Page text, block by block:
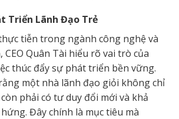
Triển Lãnh Đạo Trẻ
tiễn trong ngành công nghệ và
Quân Tài hiểu rõ vai trò của
thúc đẩy sự phát triển bền vững.
một nhà lãnh đạo giỏi không chỉ
phải có tư duy đổi mới và khả
Đây chính là mục tiêu mà